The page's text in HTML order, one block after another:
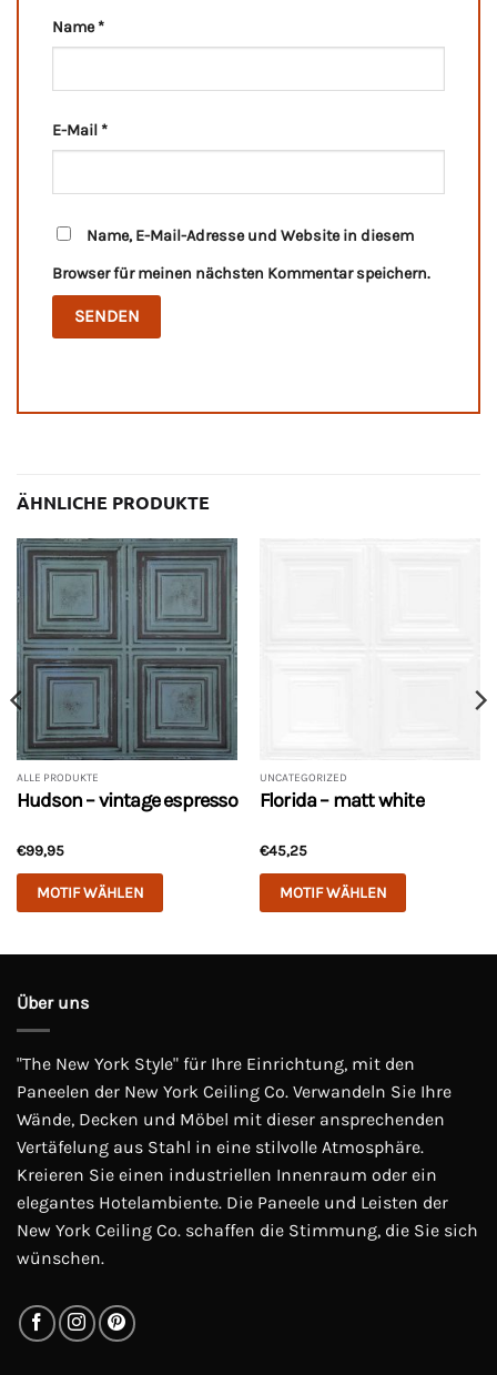
Name*
E-Mail*
Name, E-Mail-Adresse und Website in diesem
Browser für meinen nächsten Kommentar speichern.
ÄHNLICHE PRODUKTE
ALLE PRODUKTE
Hudson – vintage espresso
€99,95
MOTIF WÄHLEN
mehrere
Varianten
Die
Optionen
auf
der
Produktseite
gewählt
werden
UNCATEGORIZED
Florida – matt white
€45,25
MOTIF WÄHLEN
Die
Optionen
auf
der
Produktseite
gewählt
werden
Über uns
"The New York Style" für Ihre Einrichtung, mit den
Paneelen der New York Ceiling Co. Verwandeln Sie Ihre
Wände, Decken und Möbel mit dieser ansprechenden
Vertäfelung aus Stahl in eine stilvolle Atmosphäre.
Kreieren Sie einen industriellen Innenraum oder ein
elegantes Hotelambiente. Die Paneele und Leisten der
New York Ceiling Co. schaffen die Stimmung, die Sie sich
wünschen.